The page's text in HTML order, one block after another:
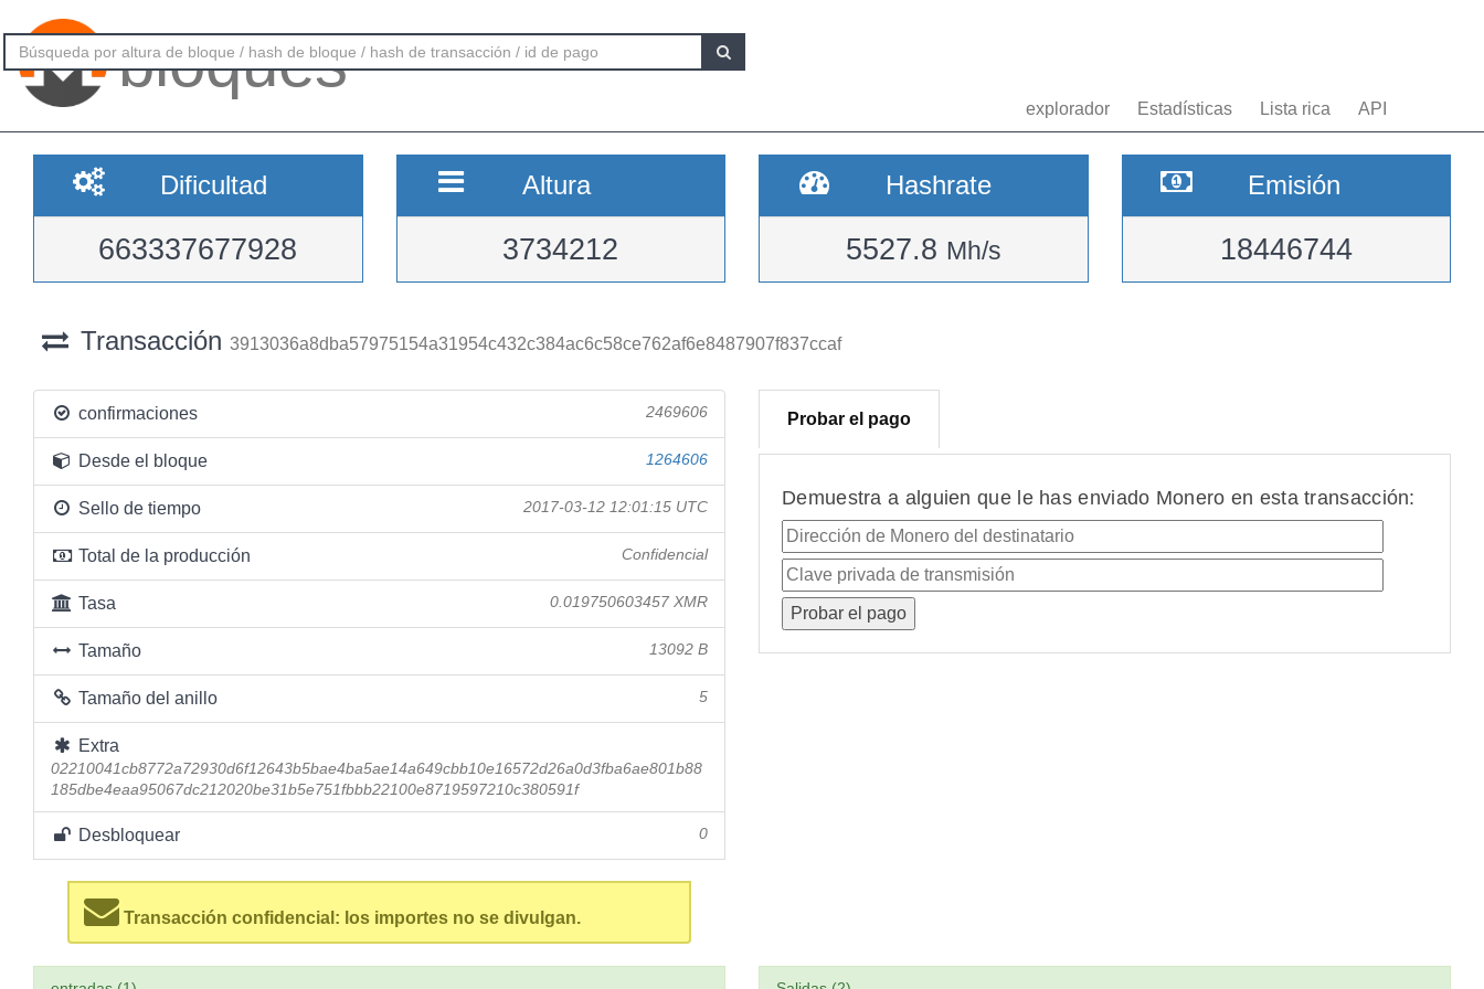
bloques
explorador Estadísticas Lista rica API
Dificultad
663337677928
Altura
3734212
Hashrate
5527.8 Mh/s
Emisión
18446744
Transacción 3913036a8dba57975154a31954c432c384ac6c58ce762af6e8487907f837ccaf
confirmaciones 2469606
Desde el bloque 1264606
Sello de tiempo 2017-03-12 12:01:15 UTC
Total de la producción Confidencial
Tasa 0.019750603457 XMR
Tamaño 13092 B
Tamaño del anillo 5
Extra
02210041cb8772a72930d6f12643b5bae4ba5ae14a649cbb10e16572d26a0d3fba6ae801b88
185dbe4eaa95067dc212020be31b5e751fbbb22100e8719597210c380591f
Desbloquear 0
Transacción confidencial: los importes no se divulgan.
Probar el pago
Demuestra a alguien que le has enviado Monero en esta transacción: